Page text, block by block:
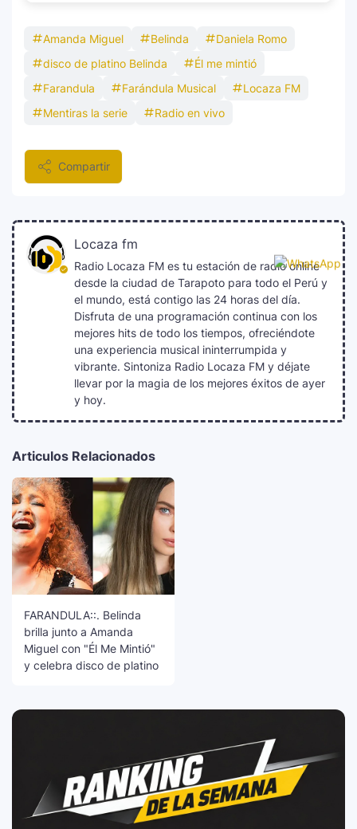
Amanda Miguel Belinda
Daniela Romo
disco de platino Belinda
Él me mintió
Farandula
Farándula Musical
Locaza FM
Mentiras la serie
Radio en vivo
Compartir
Locaza fm
Radio Locaza FM es tu estación de radio online
desde la ciudad de Tarapoto para todo el Perú y
el mundo, está contigo las 24 horas del día.
Disfruta de una programación continua con los
mejores hits de todo los tiempos, ofreciéndote
una experiencia musical ininterrumpida y
vibrante. Sintoniza Radio Locaza FM y déjate
llevar por la magia de los mejores éxitos de ayer
y hoy.
Articulos Relacionados
FARANDULA::. Belinda
brilla junto a Amanda
Miguel con "Él Me Mintió"
y celebra disco de platino